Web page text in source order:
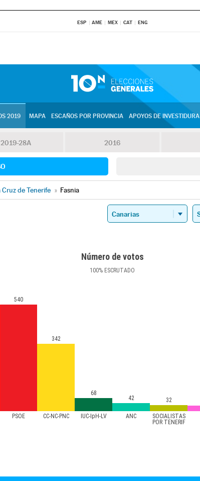
ESP AME MEX CAT ENG
2019 MAPA ESCAÑOS POR PROVINCIA APOYOS DE INVESTIDURA
2019-28A 2016
Cruz de Tenerife » Fasnia
Número de votos
100% ESCRUTADO
PSOE CC-NC-PNC IUC-IpH-LV ANC
SOCIALISTAS
POR TENERIF
540
342
68
42 32